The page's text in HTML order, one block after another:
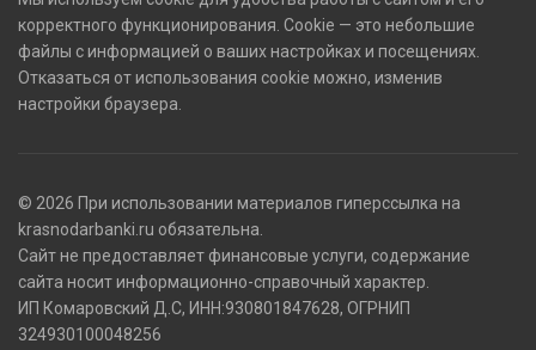
корректного функционирования. Cookie — это небольшие
файлы с информацией о ваших настройках и посещениях.
Отказаться от использования cookie можно, изменив
настройки браузера.
© 2026 При использовании материалов гиперссылка на
krasnodarbanki.ru обязательна.
Сайт не предоставляет финансовые услуги, содержание
сайта носит информационно-справочный характер.
ИП Комаровский Д.С, ИНН:930801847628, ОГРНИП
324930100048256